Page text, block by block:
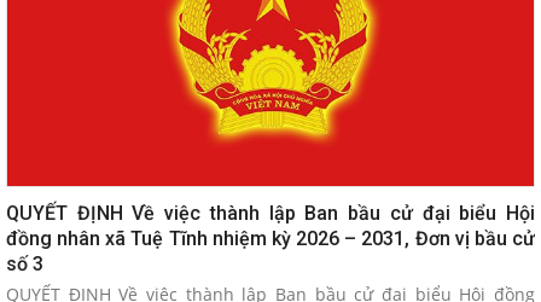
QUYẾT ĐỊNH Về việc thành lập Ban bầu cử đại biểu Hội
đồng nhân xã Tuệ Tĩnh nhiệm kỳ 2026 – 2031, Đơn vị bầu cử
số 3
QUYẾT ĐỊNH Về việc thành lập Ban bầu cử đại biểu Hội đồng